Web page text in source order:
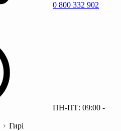
0 800 332 902
ПН-ПТ: 09:00 -
Гирі